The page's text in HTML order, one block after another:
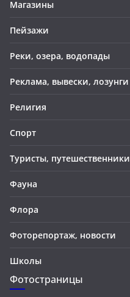
Магазины
Пейзажи
Реки, озера, водопады
Реклама, вывески, лозунги
Религия
Спорт
Туристы, путешественники
Фауна
Флора
Фоторепортаж, новости
Школы
Фотостраницы